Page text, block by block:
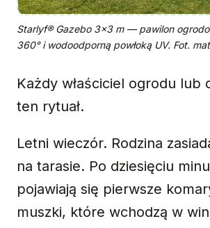
Starlyf® Gazebo 3×3 m — pawilon
360° i wodoodporną powłoką UV. Fot.
Każdy właściciel ogrodu lub
ten rytuał.
Letni wieczór. Rodzina
na tarasie. Po dziesięciu
pojawiają się pierwsze
muszki, które wchodzą w